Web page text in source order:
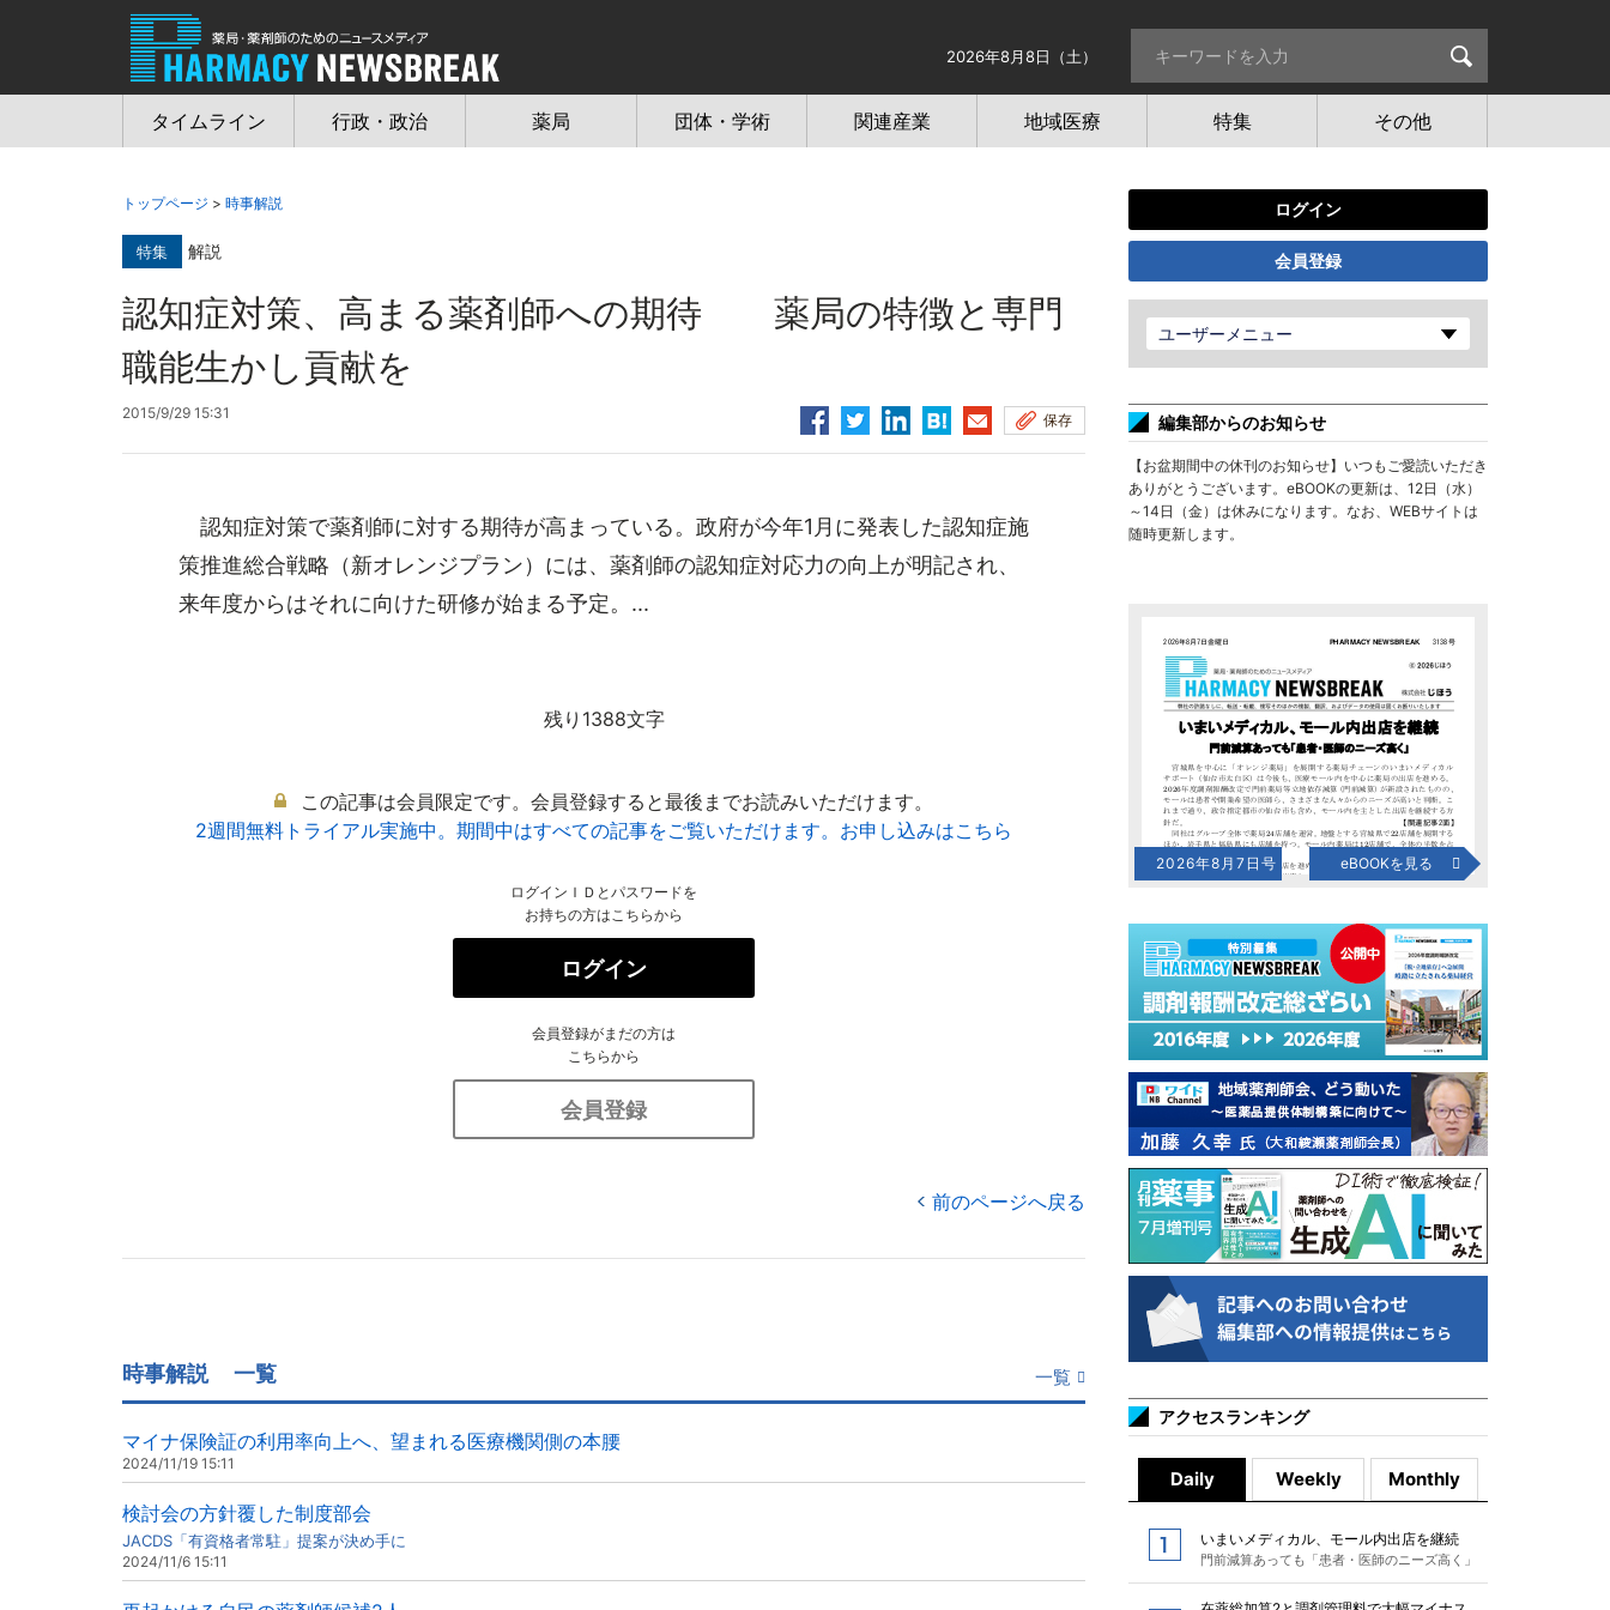
2026年8月8日（土）
タイムライン 行政・政治 薬局 団体・学術 関連産業 地域医療 特集 その他
トップページ > 時事解説
特集 解説
認知症対策、高まる薬剤師への期待 薬局の特徴と専門
職能生かし貢献を
2015/9/29 15:31 保存
認知症対策で薬剤師に対する期待が高まっている。政府が今年1月に発表した認知症施
策推進総合戦略（新オレンジプラン）には、薬剤師の認知症対応力の向上が明記され、
来年度からはそれに向けた研修が始まる予定。...
残り1388文字
この記事は会員限定です。会員登録すると最後までお読みいただけます。
2週間無料トライアル実施中。期間中はすべての記事をご覧いただけます。お申し込みはこちら
ログインＩＤとパスワードを
お持ちの方はこちらから
ログイン
会員登録がまだの方は
こちらから
会員登録
前のページへ戻る
時事解説 一覧 一覧
マイナ保険証の利用率向上へ、望まれる医療機関側の本腰
2024/11/19 15:11
検討会の方針覆した制度部会
JACDS「有資格者常駐」提案が決め手に
2024/11/6 15:11
ログイン
会員登録
ユーザーメニュー
編集部からのお知らせ
【お盆期間中の休刊のお知らせ】いつもご愛読いただき
ありがとうございます。eBOOKの更新は、12日（水）
～14日（金）は休みになります。なお、WEBサイトは
随時更新します。
2026年8月7日号 eBOOKを見る
アクセスランキング
Daily Weekly Monthly
いまいメディカル、モール内出店を継続
門前減算あっても「患者・医師のニーズ高く」